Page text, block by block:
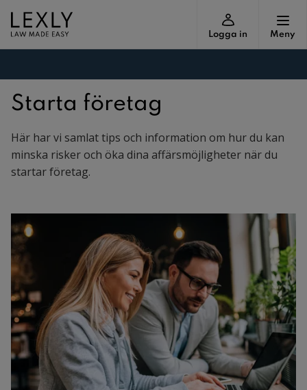
Logga in Meny
Starta företag
Här har vi samlat tips och information om hur du kan
minska risker och öka dina affärsmöjligheter när du
startar företag.